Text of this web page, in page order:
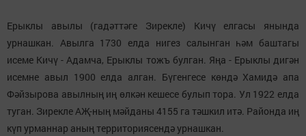
Ерыклы авылы (гадәттәге Зирекле) Кичү елгасы янында
урнашкан. Авылга 1730 елда нигез салынган һәм баштагы
исеме Кичү - Адамча, Ерыклы тожъ булган. Яңа - Ерыклы дигән
исемне авыл 1900 елда алган. Бүгенгесе көндә Хамидә апа
Фәйзырова авылның иң өлкән кешесе булып тора. Ул 1922 елда
туган. Зирекле АҖ-ның мәйданы 4155 га тәшкил итә. Районда иң
күп урманнар аның территориясендә урнашкан.